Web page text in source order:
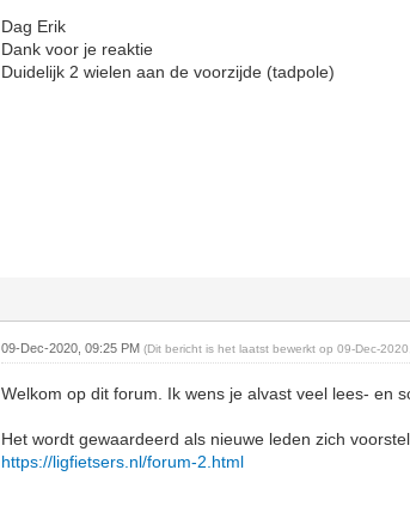
Dag Erik
Dank voor je reaktie
Duidelijk 2 wielen aan de voorzijde (tadpole)
09-Dec-2020, 09:25 PM(Dit bericht is het laatst bewerkt op 09-Dec-
Welkom op dit forum. Ik wens je alvast veel lees- en
Het wordt gewaardeerd als nieuwe leden zich
https://ligfietsers.nl/forum-2.html